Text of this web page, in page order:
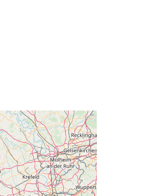
[ [ 2.54, 51.51 ], [ 5.92,
[ 2.54, 51.51 ] ]
def/crs/EPS